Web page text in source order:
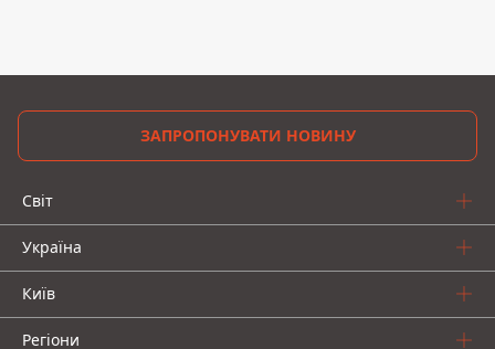
ЗАПРОПОНУВАТИ НОВИНУ
Світ
Україна
Київ
Регіони